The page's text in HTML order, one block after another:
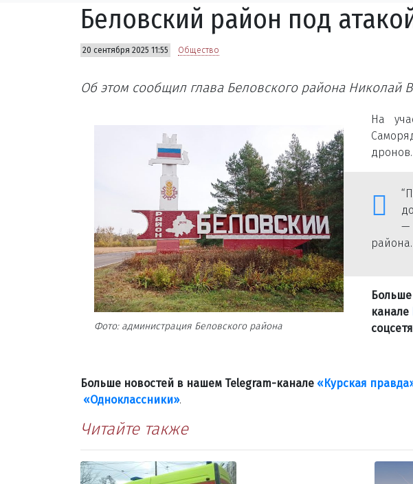
Беловский район под
20 сентября 2025 11:55 Общество
Об этом сообщил глава Беловского района Николай
Фото: администрация Беловского района
На
дронов.
—
района.
канале
Больше новостей в нашем Telegram-канале «Курская
«Одноклассники».
Читайте также